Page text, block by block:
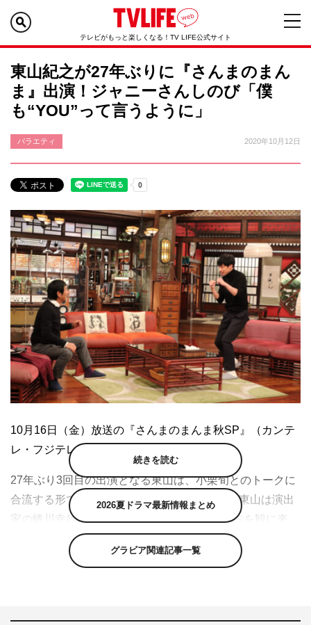
テレビがもっと楽しくなる！TV LIFE公式サイト
東山紀之が27年ぶりに『さんまのまん
ま』出演！ジャニーさんしのび「僕
も“YOU”って言うように」
バラエティ 2020年10月12日
10月16日（金）放送の『さんまのまんま秋SP』（カンテ
レ・フジテレビ系）に東山紀之が出演する。
27年ぶり3回目の出演となる東山は、小栗旬とのトークに
合流する形で参加。共演経験はない2人だが、東山は演出
家の蜷川幸雄さんから「小栗がすごいから稽古を観に来
い」と電話があったというエピソードを披露。また小栗も
「東山さんが舞台を観に来てくださったときに、サッとシ
続きを読む
2026夏ドラマ最新情報まとめ
グラビア関連記事一覧